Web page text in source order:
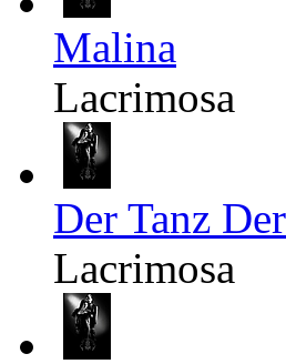
Malina
Lacrimosa
Der Tanz
Lacrimosa